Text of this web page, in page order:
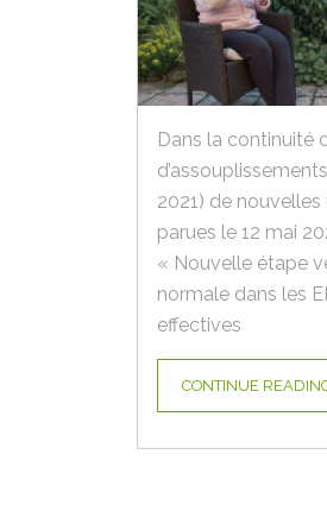
Dans la continuité
2021) de
parues le 12 mai
« Nouvelle étape
normale dans les
effectives
CONTINUE